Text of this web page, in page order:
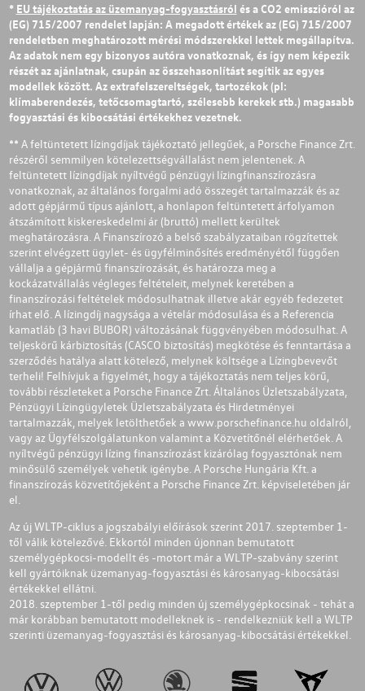
* EU tájékoztatás az üzemanyag-fogyasztásról és a CO2 emisszióról az
(EG) 715/2007 rendelet lapján: A megadott értékek az (EG) 715/2007
rendeletben meghatározott mérési módszerekkel lettek megállapítva.
Az adatok nem egy bizonyos autóra vonatkoznak, és így nem képezik
részét az ajánlatnak, csupán az összehasonlítást segítik az egyes
modellek között. Az extrafelszereltségek, tartozékok (pl:
klímaberendezés, tetőcsomagtartó, szélesebb kerekek stb.) magasabb
fogyasztási és kibocsátási értékekhez vezetnek.
** A feltüntetett lízingdíjak tájékoztató jellegűek, a Porsche Finance Zrt.
részéről semmilyen kötelezettségvállalást nem jelentenek. A
feltüntetett lízingdíjak nyíltvégű pénzügyi lízingfinanszírozásra
vonatkoznak, az általános forgalmi adó összegét tartalmazzák és az
adott gépjármű típus ajánlott, a honlapon feltüntetett árfolyamon
átszámított kiskereskedelmi ár (bruttó) mellett kerültek
meghatározásra. A Finanszírozó a belső szabályzataiban rögzítettek
szerint elvégzett ügylet- és ügyfélminősítés eredményétől függően
vállalja a gépjármű finanszírozását, és határozza meg a
kockázatvállalás végleges feltételeit, melynek keretében a
finanszírozási feltételek módosulhatnak illetve akár egyéb fedezetet
írhat elő. A lízingdíj nagysága a vételár módosulása és a Referencia
kamatláb (3 havi BUBOR) változásának függvényében módosulhat. A
teljeskörű kárbiztosítás (CASCO biztosítás) megkötése és fenntartása a
szerződés hatálya alatt kötelező, melynek költsége a Lízingbevevőt
terheli! Felhívjuk a figyelmét, hogy a tájékoztatás nem teljes körű,
további részleteket a Porsche Finance Zrt. Általános Üzletszabályzata,
Pénzügyi Lízingügyletek Üzletszabályzata és Hirdetményei
tartalmazzák, melyek letölthetőek a www.porschefinance.hu oldalról,
vagy az Ügyfélszolgálatunkon valamint a Közvetítőnél elérhetőek. A
nyíltvégű pénzügyi lízing finanszírozást kizárólag fogyasztónak nem
minősülő személyek vehetik igénybe. A Porsche Hungária Kft. a
finanszírozás közvetítőjeként a Porsche Finance Zrt. képviseletében jár
el.
Az új WLTP-ciklus a jogszabályi előírások szerint 2017. szeptember 1-
től válik kötelezővé. Ekkortól minden újonnan bemutatott
személygépkocsi-modellt és -motort már a WLTP-szabvány szerint
kell gyártóiknak üzemanyag-fogyasztási és károsanyag-kibocsátási
értékekkel ellátni.
2018. szeptember 1-től pedig minden új személygépkocsinak - tehát a
már korábban bemutatott modelleknek is - rendelkezniük kell a WLTP
szerinti üzemanyag-fogyasztási és károsanyag-kibocsátási értékekkel.